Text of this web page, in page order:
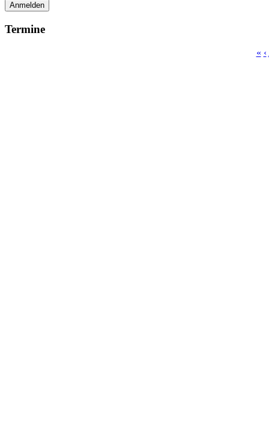
Anmelden
Termine
« ‹